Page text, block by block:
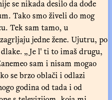
se nikada desilo da dođe
Tako smo živeli do mog
Tek sam tamo, u
jedne žene. Ujutru, po
„Je l' ti to imaš drugu,
sam i nisam mogao
se brzo oblači i odlazi
godina od tada i od